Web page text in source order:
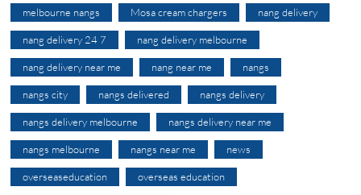
melbourne nangs Mosa cream chargers nang delivery
nang delivery 24 7 nang delivery melbourne
nang delivery near me nang near me nangs
nangs city nangs delivered nangs delivery
nangs delivery melbourne nangs delivery near me
nangs melbourne nangs near me news
overseaseducation overseas education